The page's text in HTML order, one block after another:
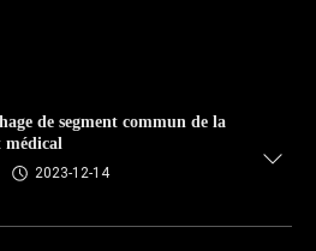
de segment commun de la
médical
2023-12-14